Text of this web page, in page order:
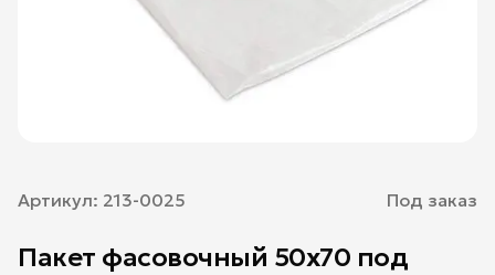
Артикул: 213-0025 Под заказ
Пакет фасовочный 50х70 под